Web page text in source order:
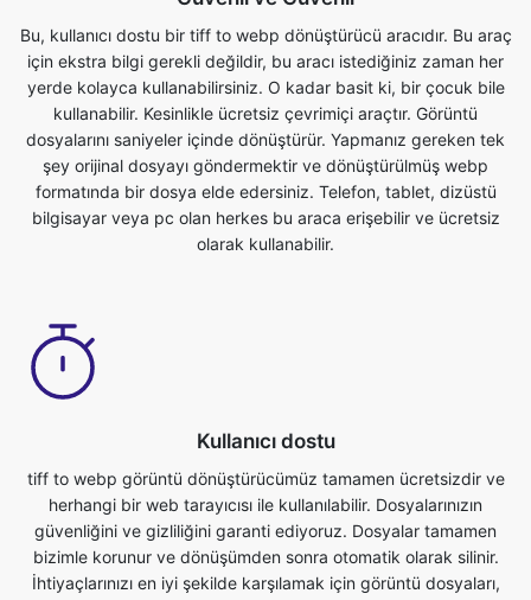
kullanabilir. Kesinlikle ücretsiz çevrimiçi araçtır. Görüntü
dosyalarını saniyeler içinde dönüştürür. Yapmanız gereken tek
şey orijinal dosyayı göndermektir ve dönüştürülmüş webp
formatında bir dosya elde edersiniz. Telefon, tablet, dizüstü
bilgisayar veya pc olan herkes bu araca erişebilir ve ücretsiz
olarak kullanabilir.
tiff to webp görüntü dönüştürücümüz tamamen ücretsizdir ve
herhangi bir web tarayıcısı ile kullanılabilir. Dosyalarınızın
güvenliğini ve gizliliğini garanti ediyoruz. Dosyalar tamamen
bizimle korunur ve dönüşümden sonra otomatik olarak silinir.
İhtiyaçlarınızı en iyi şekilde karşılamak için görüntü dosyaları,
çoğu kişisel bilgisayardan daha hızlı olan güçlü sunucularda
dönüştürülür. Bu ultimate tiff to webp dönüştürücü kullanımı
tamamen ücretsizdir. Telefon, tablet, dizüstü bilgisayar veya pc
olan herkes bu araca erişebilir ve ücretsiz olarak kullanabilir. Bu